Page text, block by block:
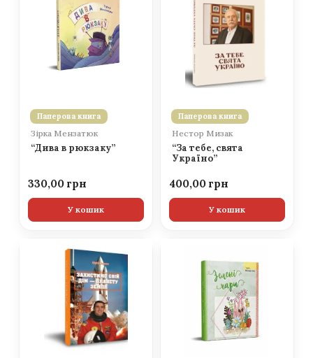
Паперова книга
Зірка Мензатюк
“Дива в рюкзаку”
330,00
У кошик
Паперова книга
Нестор Мизак
“За тебе, свята
Україно”
400,00
У кошик